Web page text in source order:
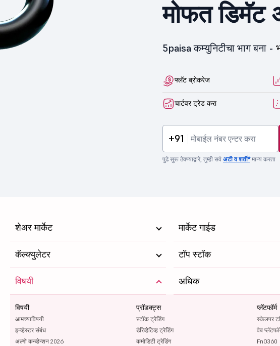
मोफत डिमॅट
5paisa कम्युनिटीचा भाग बना -
फ्लॅट ब्रोकरेज
चार्टवर ट्रेड करा
+91
पुढे सुरू ठेवण्याद्वारे, तुम्ही सर्व अटी व शर्ती*मान्य करता
शेअर मार्केट मार्केट गाईड
कॅल्क्युलेटर टॉप स्टॉक
विषयी
विषयी
आमच्याविषयी
इन्व्हेस्टर संबंध
अल्गो कन्व्हेन्शन 2026
प्रॉडक्ट्स
स्टॉक ट्रेडिंग
डेरिव्हेटिव्ह ट्रेडिंग
कमोडिटी ट्रेडिंग
प्लॅटफॉर्म
स्केलपर
वेब
FnO360
अधिक